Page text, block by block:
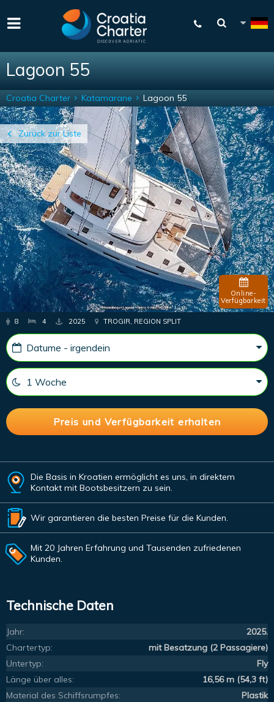
Lagoon 55
Zurück zur Liste
Croatia Charter Katamarane Lagoon 55
Online-
Verfügbarkeit
8 4 2025 TROGIR, REGION SPLIT
Die Basis in Kroatien ermöglicht es uns, in direktem
Kontakt mit Bootsbesitzern zu sein.
Wir garantieren die besten Preise für die Kunden.
Mit 20 Jahren Erfahrung und Tausenden zufriedenen
Kunden.
Technische Daten
Jahr:
2025.
Chartertyp:
mit Besatzung (2 Passagiere)
Untertyp:
Fly
Länge über alles:
16,56 m (54,3 ft)
Material des Schiffsrumpfes:
Plastik